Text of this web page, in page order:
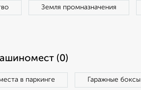
Земля промназначения
(0)
в паркинге Гаражные боксы